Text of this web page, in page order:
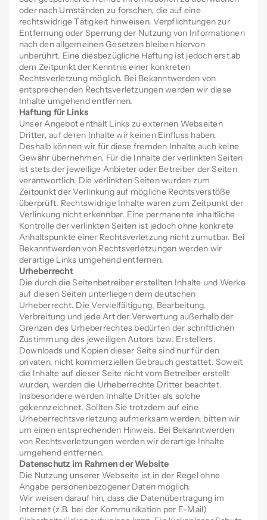
oder nach Umständen zu forschen, die auf eine
rechtswidrige Tätigkeit hinweisen. Verpflichtungen zur
Entfernung oder Sperrung der Nutzung von Informationen
nach den allgemeinen Gesetzen bleiben hiervon
unberührt. Eine diesbezügliche Haftung ist jedoch erst ab
dem Zeitpunkt der Kenntnis einer konkreten
Rechtsverletzung möglich. Bei Bekanntwerden von
entsprechenden Rechtsverletzungen werden wir diese
Inhalte umgehend entfernen.
Haftung für Links
Unser Angebot enthält Links zu externen Webseiten
Dritter, auf deren Inhalte wir keinen Einfluss haben.
Deshalb können wir für diese fremden Inhalte auch keine
Gewähr übernehmen. Für die Inhalte der verlinkten Seiten
ist stets der jeweilige Anbieter oder Betreiber der Seiten
verantwortlich. Die verlinkten Seiten wurden zum
Zeitpunkt der Verlinkung auf mögliche Rechtsverstöße
überprüft. Rechtswidrige Inhalte waren zum Zeitpunkt der
Verlinkung nicht erkennbar. Eine permanente inhaltliche
Kontrolle der verlinkten Seiten ist jedoch ohne konkrete
Anhaltspunkte einer Rechtsverletzung nicht zumutbar. Bei
Bekanntwerden von Rechtsverletzungen werden wir
derartige Links umgehend entfernen.
Urheberrecht
Die durch die Seitenbetreiber erstellten Inhalte und Werke
auf diesen Seiten unterliegen dem deutschen
Urheberrecht. Die Vervielfältigung, Bearbeitung,
Verbreitung und jede Art der Verwertung außerhalb der
Grenzen des Urheberrechtes bedürfen der schriftlichen
Zustimmung des jeweiligen Autors bzw. Erstellers.
Downloads und Kopien dieser Seite sind nur für den
privaten, nicht kommerziellen Gebrauch gestattet. Soweit
die Inhalte auf dieser Seite nicht vom Betreiber erstellt
wurden, werden die Urheberrechte Dritter beachtet.
Insbesondere werden Inhalte Dritter als solche
gekennzeichnet. Sollten Sie trotzdem auf eine
Urheberrechtsverletzung aufmerksam werden, bitten wir
um einen entsprechenden Hinweis. Bei Bekanntwerden
von Rechtsverletzungen werden wir derartige Inhalte
umgehend entfernen.
Datenschutz im Rahmen der Website
Die Nutzung unserer Webseite ist in der Regel ohne
Angabe personenbezogener Daten möglich.
Wir weisen darauf hin, dass die Datenübertragung im
Internet (z.B. bei der Kommunikation per E-Mail)